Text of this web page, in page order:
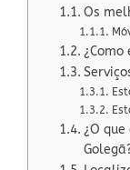
Os
¿O